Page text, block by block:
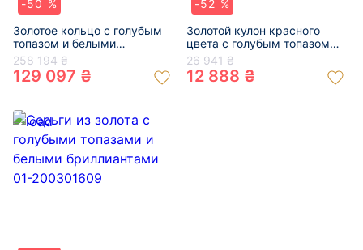
-50 %
Золотое кольцо с голубым
топазом и белыми
бриллиантами 01-200428418
258 194 ₴
129 097 ₴
-52 %
Золотой кулон красного
цвета с голубым топазом
«Овал» 01-200109675
26 941 ₴
12 888 ₴